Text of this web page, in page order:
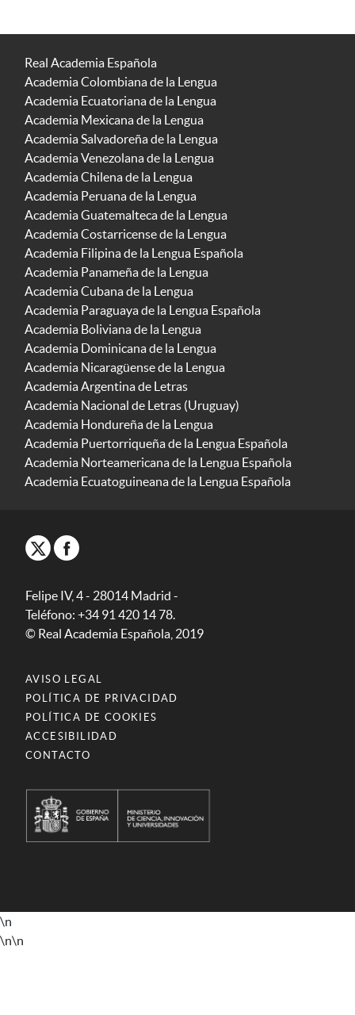
Real Academia Española
Academia Colombiana de la Lengua
Academia Ecuatoriana de la Lengua
Academia Mexicana de la Lengua
Academia Salvadoreña de la Lengua
Academia Venezolana de la Lengua
Academia Chilena de la Lengua
Academia Peruana de la Lengua
Academia Guatemalteca de la Lengua
Academia Costarricense de la Lengua
Academia Filipina de la Lengua Española
Academia Panameña de la Lengua
Academia Cubana de la Lengua
Academia Paraguaya de la Lengua Española
Academia Boliviana de la Lengua
Academia Dominicana de la Lengua
Academia Nicaragüense de la Lengua
Academia Argentina de Letras
Academia Nacional de Letras (Uruguay)
Academia Hondureña de la Lengua
Academia Puertorriqueña de la Lengua Española
Academia Norteamericana de la Lengua Española
Academia Ecuatoguineana de la Lengua Española
Felipe IV, 4 - 28014 Madrid -
Teléfono: +34 91 420 14 78.
© Real Academia Española, 2019
AVISO LEGAL
POLÍTICA DE PRIVACIDAD
POLÍTICA DE COOKIES
ACCESIBILIDAD
CONTACTO
\n
\n\n